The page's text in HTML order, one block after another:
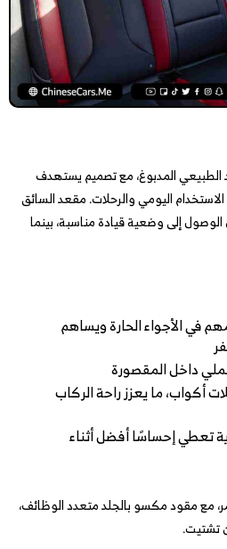
الطبيعي المدبوغ، مع تصميم يستهدف
اليومي والرحلات. مقعد السائق
إلى وضعية قيادة مناسبة، بينما
في الأجواء الحارة ويساهم
أكواب، ما يعزز راحة الركاب
تعطي إحساسًا أفضل أثناء
مع مقود مكسو بالجلد متعدد الوظائف،
تشتيت.